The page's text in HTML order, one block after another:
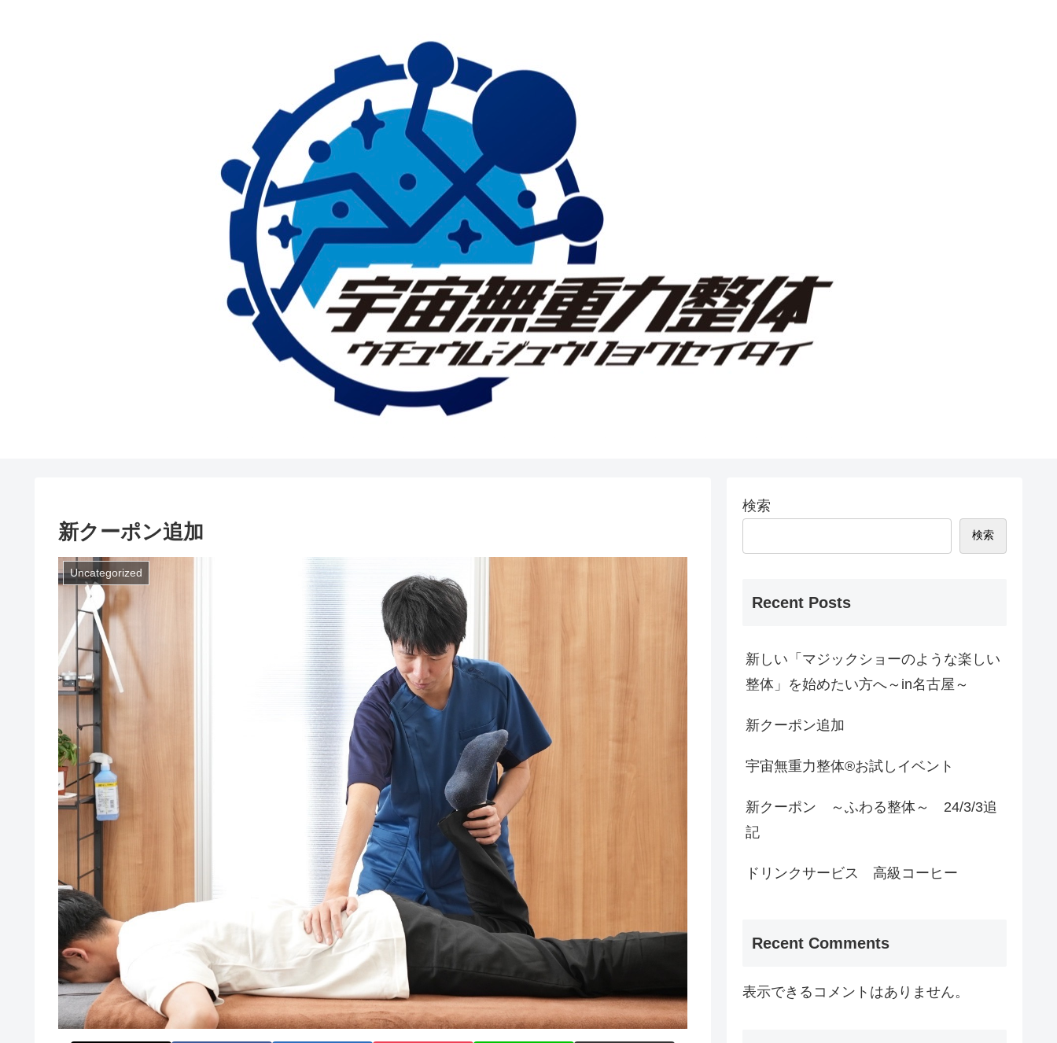
新クーポン追加
Uncategorized
検索
検索
Recent Posts
新しい「マジックショーのような楽しい
整体」を始めたい方へ～in名古屋～
新クーポン追加
宇宙無重力整体®お試しイベント
新クーポン ～ふわる整体～ 24/3/3追
記
ドリンクサービス 高級コーヒー
Recent Comments
表示できるコメントはありません。